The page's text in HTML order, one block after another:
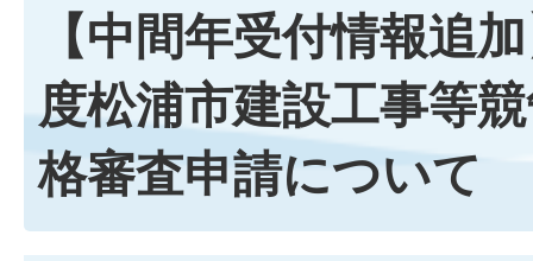
【中間年受付情報追
度松浦市建設工事等
格審査申請について